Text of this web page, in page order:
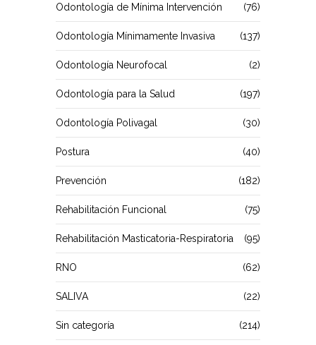
Odontología de Mínima Intervención (76)
Odontología Mínimamente Invasiva (137)
Odontología Neurofocal (2)
Odontología para la Salud (197)
Odontología Polivagal (30)
Postura (40)
Prevención (182)
Rehabilitación Funcional (75)
Rehabilitación Masticatoria-Respiratoria (95)
RNO (62)
SALIVA (22)
Sin categoría (214)